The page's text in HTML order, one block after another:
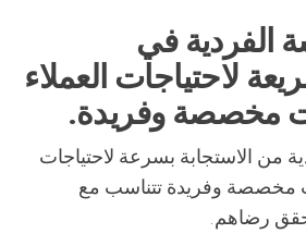
الفردية في
لاحتياجات العملاء
مخصصة وفريدة.
من الاستجابة بسرعة لاحتياجات
مخصصة وفريدة تتناسب مع
رضاهم.